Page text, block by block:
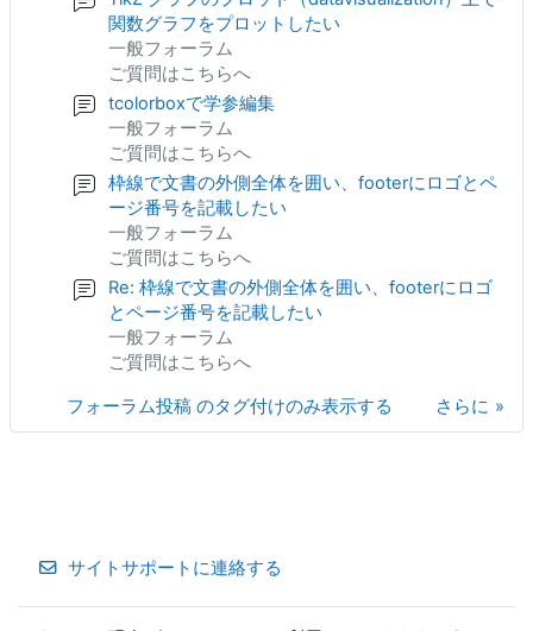
関数グラフをプロットしたい
一般フォーラム
ご質問はこちらへ
tcolorboxで学参編集
一般フォーラム
ご質問はこちらへ
枠線で文書の外側全体を囲い、footerにロゴとペ
ージ番号を記載したい
一般フォーラム
ご質問はこちらへ
Re: 枠線で文書の外側全体を囲い、footerにロゴ
とページ番号を記載したい
一般フォーラム
ご質問はこちらへ
さらに
フォーラム投稿 のタグ付けのみ表示する
サイトサポートに連絡する